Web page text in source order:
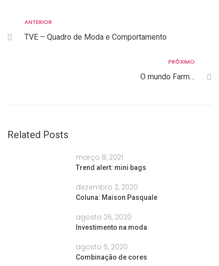
Navegação
de
Anterior
ANTERIOR
TVE – Quadro de Moda e Comportamento
PRÓXIMO
O mundo Farm…
Related Posts
março 8, 2021
Trend alert: mini bags
dezembro 2, 2020
Coluna: Maison Pasquale
agosto 26, 2020
Investimento na moda
agosto 5, 2020
Combinação de cores